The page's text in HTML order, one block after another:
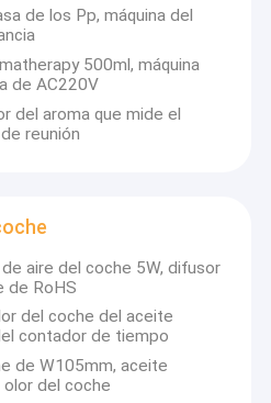
de los Pp, máquina del
500ml, máquina
de AC220V
del aroma que mide el
reunión
aire del coche 5W, difusor
de RoHS
del coche del aceite
contador de tiempo
de W105mm, aceite
olor del coche